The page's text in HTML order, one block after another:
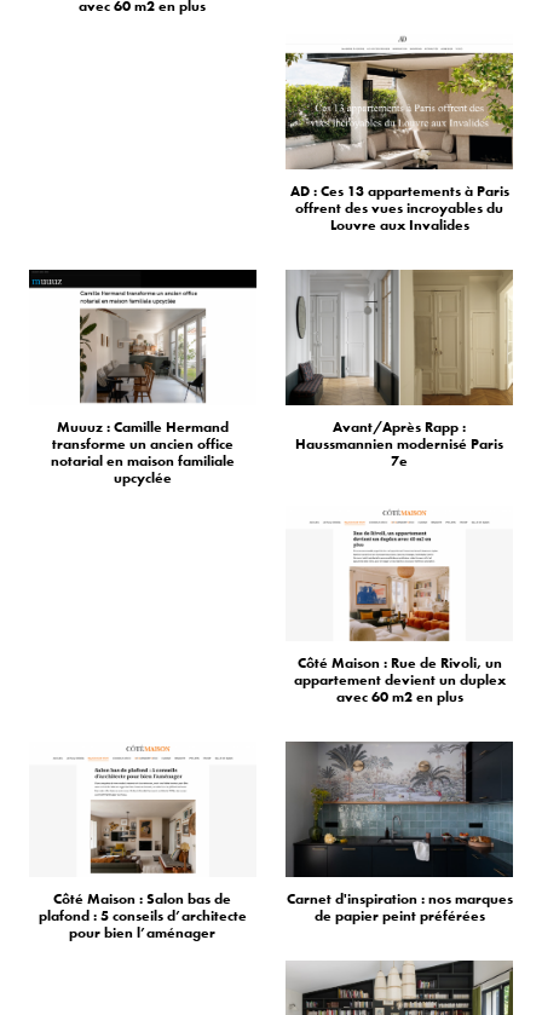
avec 60 m2 en plus
AD : Ces 13 appartements à Paris
offrent des vues incroyables du
Louvre aux Invalides
Muuuz : Camille Hermand
transforme un ancien office
notarial en maison familiale
upcyclée
Avant/Après Rapp :
Haussmannien modernisé Paris
7e
Côté Maison : Rue de Rivoli, un
appartement devient un duplex
avec 60 m2 en plus
Côté Maison : Salon bas de
plafond : 5 conseils d’architecte
pour bien l’aménager
Carnet d'inspiration : nos marques
de papier peint préférées